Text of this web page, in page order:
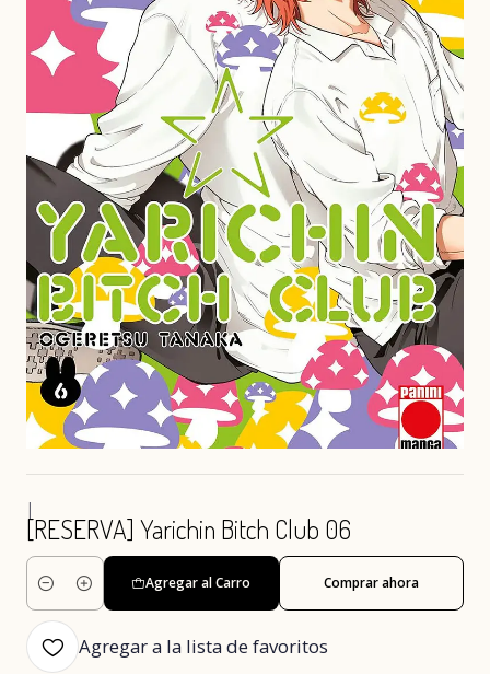
|
[RESERVA] Yarichin Bitch Club 06
Cantidad
Agregar al Carro Comprar ahora
Agregar a la lista de favoritos